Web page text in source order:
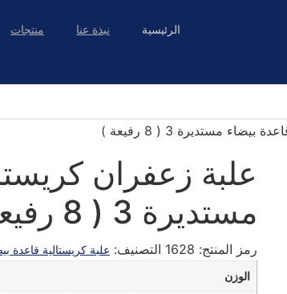
الرئيسية نبذة عنا منتجات
مستديرة 3 ( 8 رفيعة )
علبة زعفران
مستديرة 3 ( 8 رفيعة )
رمز المنتج: 1628 التصنيف: علبة كريستالية قاعدة
الوزن